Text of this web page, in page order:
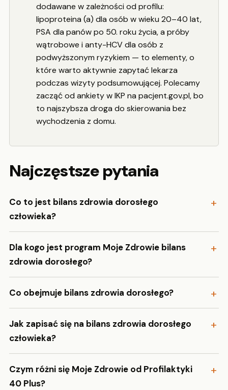
dodawane w zależności od profilu:
lipoproteina (a) dla osób w wieku 20–40 lat,
PSA dla panów po 50. roku życia, a próby
wątrobowe i anty-HCV dla osób z
podwyższonym ryzykiem — to elementy, o
które warto aktywnie zapytać lekarza
podczas wizyty podsumowującej. Polecamy
zacząć od ankiety w IKP na pacjent.gov.pl, bo
to najszybsza droga do skierowania bez
wychodzenia z domu.
Najczęstsze pytania
Co to jest bilans zdrowia dorosłego
człowieka?
Dla kogo jest program Moje Zdrowie bilans
zdrowia dorosłego?
Co obejmuje bilans zdrowia dorosłego?
Jak zapisać się na bilans zdrowia dorosłego
człowieka?
Czym różni się Moje Zdrowie od Profilaktyki
40 Plus?